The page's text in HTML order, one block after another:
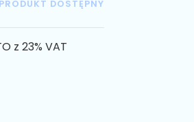
PRODUKT DOSTĘPNY
z 23% VAT